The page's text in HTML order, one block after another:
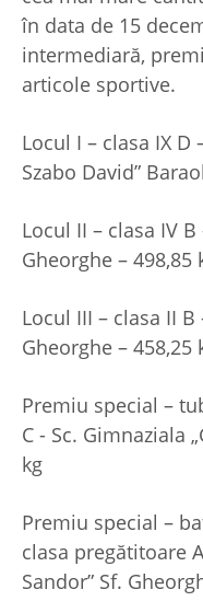
în data de 15
intermediară,
articole sportive.
Locul I – clasa IX D
Szabo David”
Locul II – clasa IV
Gheorghe – 498,85
Locul III – clasa II
Gheorghe – 458,25
Premiu special –
C - Sc. Gimnaziala
kg
Premiu special –
clasa pregătitoare
Sandor” Sf.